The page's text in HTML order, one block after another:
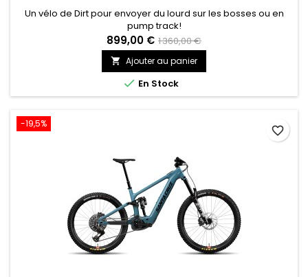
Un vélo de Dirt pour envoyer du lourd sur les bosses ou en
pump track!
899,00 € 1 360,00 €
 Ajouter au panier
 En Stock
-19,5%
favorite_border